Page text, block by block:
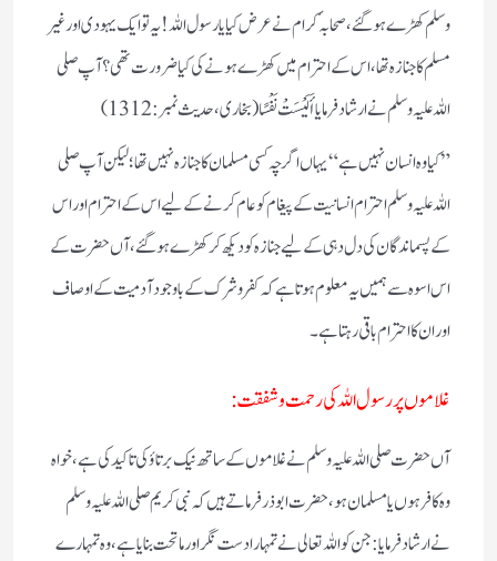
وسلم کھڑے ہو گئے، صحابہٴ کرام نے عرض کیا یا رسول اللہ !یہ تو ایک یہودی اور غیر
مسلم کا جنازہ تھا،اس کے احترام میں کھڑے ہونے کی کیا ضرورت تھی ؟ آپ صلی
اللہ علیہ وسلم نے ارشاد فرمایا أَلَیْسَتْ نَفْسًا (بخاری، حدیث نمبر : 1312)
” کیا وہ انسان نہیں ہے “ یہاں اگر چہ کسی مسلمان کا جنازہ نہیں تھا؛ لیکن آپ صلی
اللہ علیہ وسلم احترام انسانیت کے پیغام کو عام کرنے کے لیے اس کے احترام اور اس
کے پسماندگان کی دل دہی کے لیے جنازہ کو دیکھ کر کھڑے ہو گئے ، آں حضرت کے
اس اسوہ سے ہمیں یہ معلوم ہوتا ہے کہ کفر وشرک کے باوجود آدمیت کے اوصاف
اور ان کا احترام باقی رہتا ہے۔
غلاموں پر رسول اللہ کی رحمت و شفقت:
آں حضرت صلی اللہ علیہ وسلم نے غلاموں کے ساتھ نیک برتاؤ کی تاکید کی ہے، خواہ
وہ کافر ہوں یا مسلمان ہو ، حضرت ابوذرفرماتے ہیں کہ نبی کریم صلی اللہ علیہ وسلم
نے ارشادفرمایا: جن کو اللہ تعالی نے تمہارا دست نگر اور ماتحت بنایا ہے، وہ تمہارے